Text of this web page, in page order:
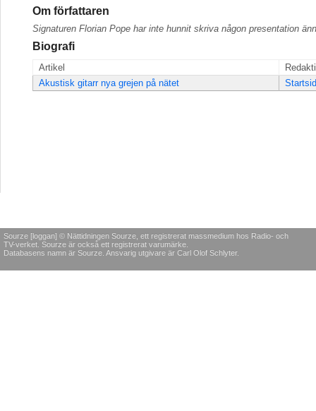
Om författaren
Signaturen Florian Pope har inte hunnit skriva någon presentation
Biografi
Artikel
Akustisk gitarr nya grejen på nätet
Sourze [loggan] © Nättidningen Sourze, ett registrerat massmedium hos Radio- och
TV-verket. Sourze är också ett registrerat varumärke.
Databasens namn är Sourze. Ansvarig utgivare är Carl Olof Schlyter.